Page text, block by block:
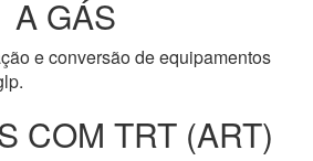
A GÁS
e conversão de equipamentos
COM TRT (ART)